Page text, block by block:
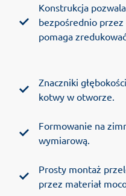
Konstrukcja
bezpośrednio
pomaga
Znaczniki
kotwy w otworze.
Formowanie na
wymiarową.
Prosty montaż
przez materiał